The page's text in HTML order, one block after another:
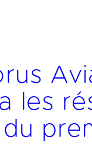
les